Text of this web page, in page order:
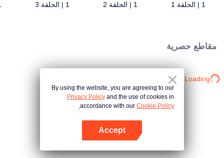
1 | الحلقة 1 1 | الحلقة 2 1 | الحلقة 3
مقاطع حصرية
Loading…
By using the website, you are agreeing to our
Privacy Policy and the use of cookies in
accordance with our Cookie Policy.
Accept